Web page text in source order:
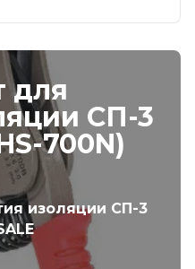
для
СП-3
700N)
изоляции СП-3